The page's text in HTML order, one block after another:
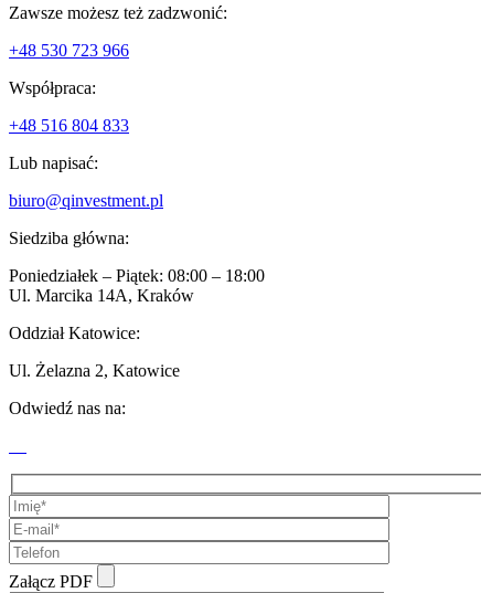
Zawsze możesz też zadzwonić:
+48 530 723 966
Współpraca:
+48 516 804 833
Lub napisać:
biuro@qinvestment.pl
Siedziba główna:
Poniedziałek – Piątek: 08:00 – 18:00
Ul. Marcika 14A, Kraków
Oddział Katowice:
Ul. Żelazna 2, Katowice
Odwiedź nas na:
Załącz PDF